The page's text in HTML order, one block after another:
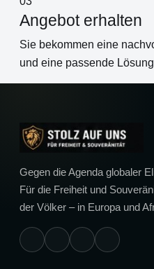
Angebot erhalten
Sie bekommen eine
und eine passende
Gegen die Agenda globaler
Für die Freiheit und
der Völker – in Europa und